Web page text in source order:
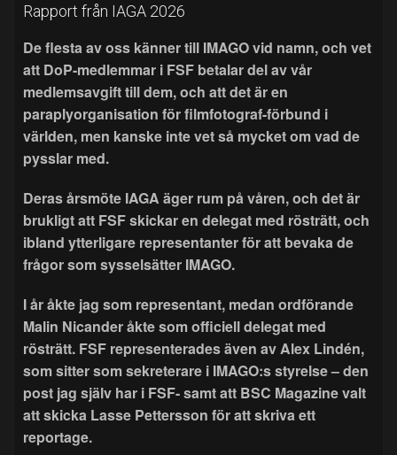
Rapport från IAGA 2026
De flesta av oss känner till IMAGO vid namn, och vet
att DoP-medlemmar i FSF betalar del av vår
medlemsavgift till dem, och att det är en
paraplyorganisation för filmfotograf-förbund i
världen, men kanske inte vet så mycket om vad de
pysslar med.
Deras årsmöte IAGA äger rum på våren, och det är
brukligt att FSF skickar en delegat med rösträtt, och
ibland ytterligare representanter för att bevaka de
frågor som sysselsätter IMAGO.
I år åkte jag som representant, medan ordförande
Malin Nicander åkte som officiell delegat med
rösträtt. FSF representerades även av Alex Lindén,
som sitter som sekreterare i IMAGO:s styrelse – den
post jag själv har i FSF- samt att BSC Magazine valt
att skicka Lasse Pettersson för att skriva ett
reportage.